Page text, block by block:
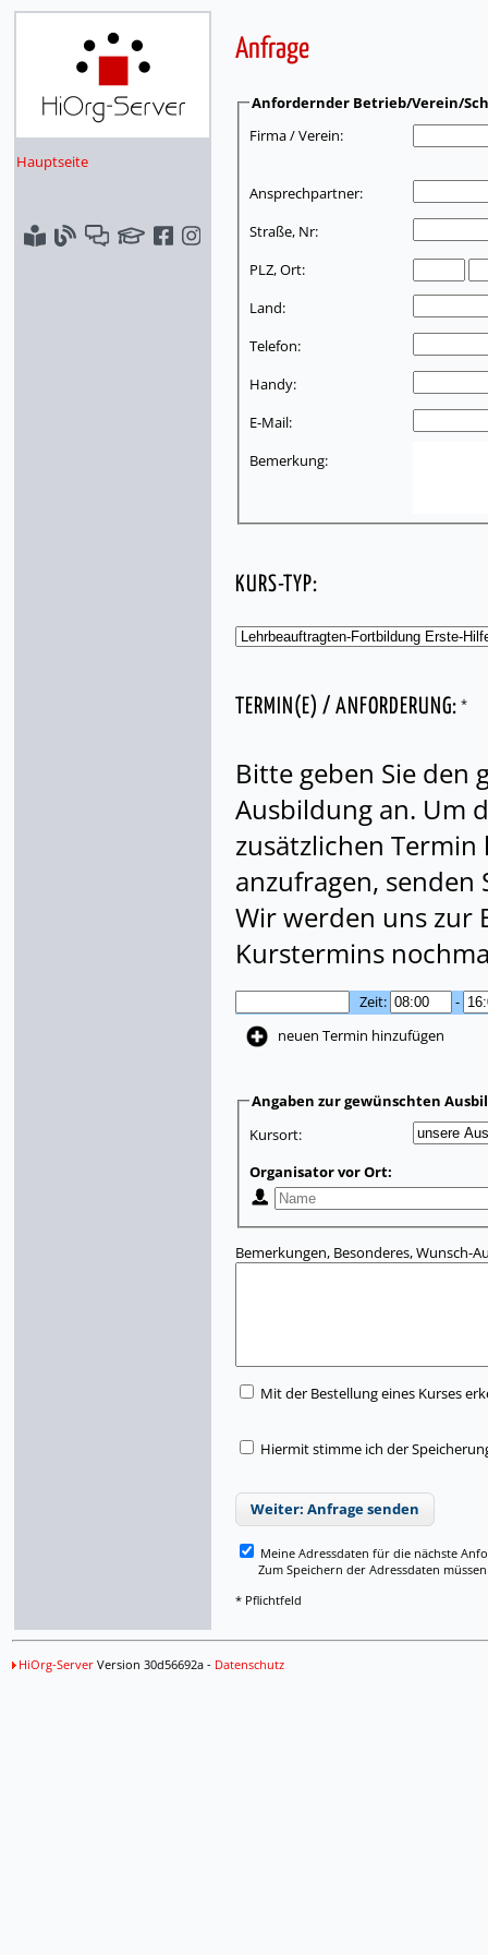
Hauptseite
Anfrage
Anfordernder Betrieb/Verein/
Firma / Verein:
Ansprechpartner:
Straße, Nr:
PLZ, Ort:
Land:
Telefon:
Handy:
E-Mail:
Bemerkung:
KURS-TYP:
TERMIN(E) / ANFORDERUNG: *
Bitte geben Sie den
Ausbildung an. Um
zusätzlichen
anzufragen, senden
Wir werden uns zur
Kurstermins
Zeit:
-
neuen Termin hinzufügen
Angaben zur gewünschten
Kursort:
Organisator vor Ort:
Bemerkungen, Besonderes, Wunsch-
Mit der Bestellung eines Kurses
Hiermit stimme ich der
Weiter: Anfrage senden
Meine Adressdaten für die nächste
Zum Speichern der Adressdaten müssen
* Pflichtfeld
HiOrg-ServerVersion 30d56692a - Datenschutz